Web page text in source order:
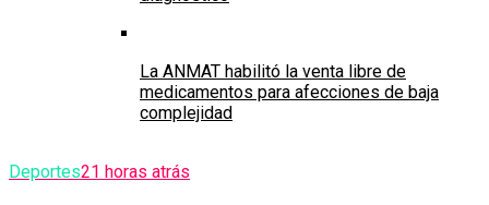
La ANMAT habilitó la venta libre de
medicamentos para afecciones de baja
complejidad
Deportes21 horas atrás